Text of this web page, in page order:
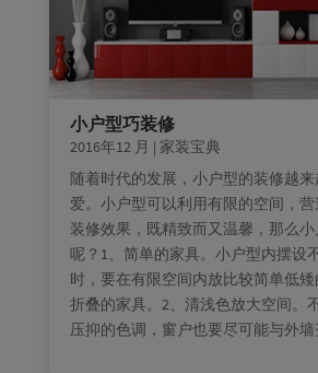
小户型巧装修
2016年12 月 | 家装宝典
随着时代的发展，小户型的装修越
爱。小户型可以利用有限的空间，
装修效果，既精致而又温馨，那么
呢？1、简单的家具。小户型内摆设
时，要在有限空间内放比较简单低
折叠的家具。2、清浅色放大空间。
压抑的色调，窗户也要尽可能与外